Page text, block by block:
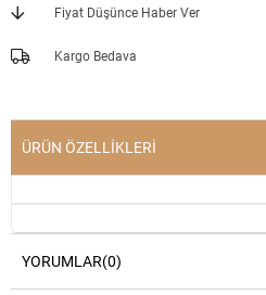
Fiyat Düşünce Haber Ver
Kargo Bedava
ÜRÜN ÖZELLIKLERI
YORUMLAR(0)